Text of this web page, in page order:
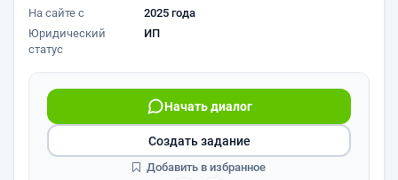
На сайте с
2025 года
Юридический
статус
ИП
Начать диалог
Создать задание
Добавить в избранное